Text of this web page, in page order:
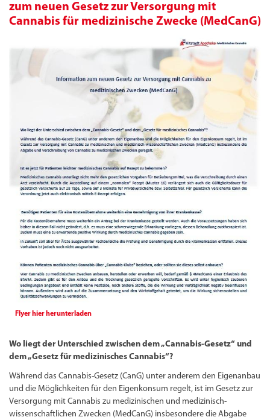
zum neuen Gesetz zur Versorgung mit
Cannabis für medizinische Zwecke (MedCanG)
Flyer hier herunterladen
Wo liegt der Unterschied zwischen dem „Cannabis-Gesetz“ und
dem „Gesetz für medizinisches Cannabis“?
Während das Cannabis-Gesetz (CanG) unter anderem den Eigenanbau
und die Möglichkeiten für den Eigenkonsum regelt, ist im Gesetz zur
Versorgung mit Cannabis zu medizinischen und medizinisch-
wissenschaftlichen Zwecken (MedCanG) insbesondere die Abgabe